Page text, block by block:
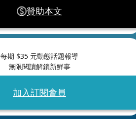
贊助本文
每期 $35 元動態話題報導
無限閱讀解鎖新鮮事
加入訂閱會員